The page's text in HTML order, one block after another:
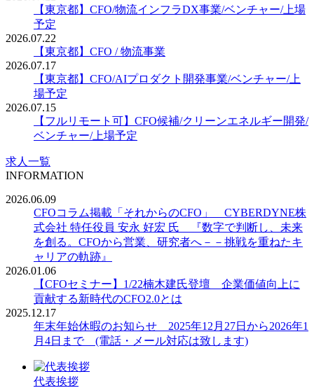
【東京都】CFO/物流インフラDX事業/ベンチャー/上場
予定
2026.07.22
【東京都】CFO / 物流事業
2026.07.17
【東京都】CFO/AIプロダクト開発事業/ベンチャー/上
場予定
2026.07.15
【フルリモート可】CFO候補/クリーンエネルギー開発/
ベンチャー/上場予定
求人一覧
INFORMATION
2026.06.09
CFOコラム掲載「それからのCFO」 CYBERDYNE株
式会社 特任役員 安永 好宏 氏 『数字で判断し、未来
を創る。CFOから営業、研究者へ－－挑戦を重ねたキ
ャリアの軌跡』
2026.01.06
【CFOセミナー】1/22楠木建氏登壇 企業価値向上に
貢献する新時代のCFO2.0とは
2025.12.17
年末年始休暇のお知らせ 2025年12月27日から2026年1
月4日まで (電話・メール対応は致します)
代表挨拶